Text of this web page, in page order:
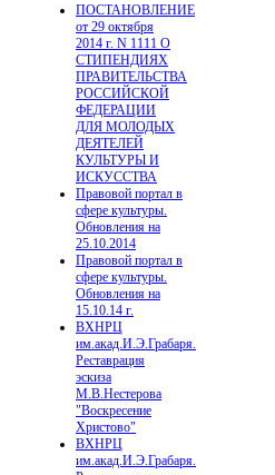
ПОСТАНОВЛЕНИЕ
от 29 октября
2014 г. N 1111 О
СТИПЕНДИЯХ
ПРАВИТЕЛЬСТВА
РОССИЙСКОЙ
ФЕДЕРАЦИИ
ДЛЯ МОЛОДЫХ
ДЕЯТЕЛЕЙ
КУЛЬТУРЫ И
ИСКУССТВА
Правовой портал в
сфере культуры.
Обновления на
25.10.2014
Правовой портал в
сфере культуры.
Обновления на
15.10.14 г.
ВХНРЦ
им.акад.И.Э.Грабаря.
Реставрация
эскиза
М.В.Нестерова
"Воскресение
Христово"
ВХНРЦ
им.акад.И.Э.Грабаря.